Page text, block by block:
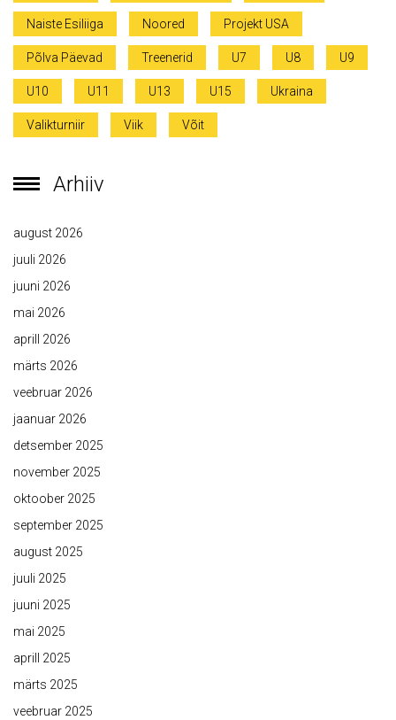
Naiste Esiliiga Noored Projekt USA
Põlva Päevad Treenerid U7 U8 U9
U10 U11 U13 U15 Ukraina
Valikturniir Viik Võit
Arhiiv
august 2026
juuli 2026
juuni 2026
mai 2026
aprill 2026
märts 2026
veebruar 2026
jaanuar 2026
detsember 2025
november 2025
oktoober 2025
september 2025
august 2025
juuli 2025
juuni 2025
mai 2025
aprill 2025
märts 2025
veebruar 2025